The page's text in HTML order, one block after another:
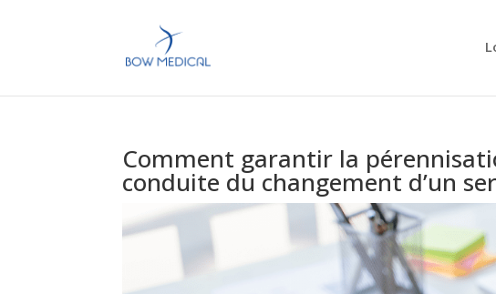
Comment garantir la
conduite du changement d’un